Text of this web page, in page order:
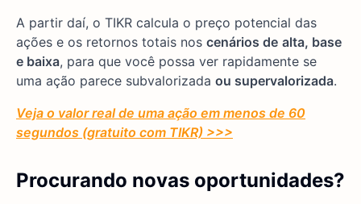
A partir daí, o TIKR calcula o preço potencial das
ações e os retornos totais nos cenários de alta, base
e baixa, para que você possa ver rapidamente se
uma ação parece subvalorizada ou supervalorizada.
Veja o valor real de uma ação em menos de 60
segundos (gratuito com TIKR) >>>
Procurando novas oportunidades?